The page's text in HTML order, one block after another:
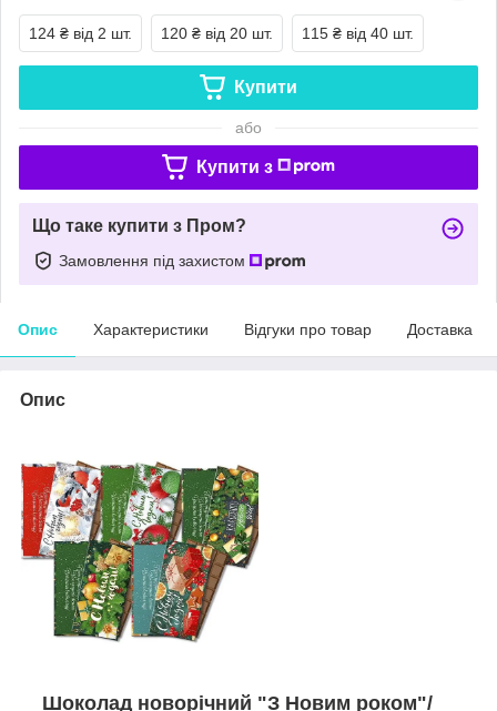
124 ₴ від 2 шт. 120 ₴ від 20 шт. 115 ₴ від 40 шт.
Купити
або
Купити з
Що таке купити з Пром?
Замовлення під захистом
Опис Характеристики Відгуки про товар Доставка
Опис
Шоколад новорічний "З Новим роком"/